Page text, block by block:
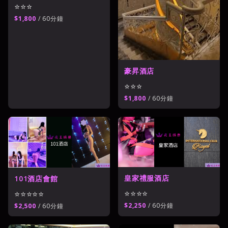
⭐⭐⭐
$1,800 / 60分鐘
豪昇酒店
⭐⭐⭐
$1,800 / 60分鐘
101酒店會館
⭐⭐⭐⭐⭐
$2,500 / 60分鐘
皇家禮服酒店
⭐⭐⭐⭐
$2,250 / 60分鐘